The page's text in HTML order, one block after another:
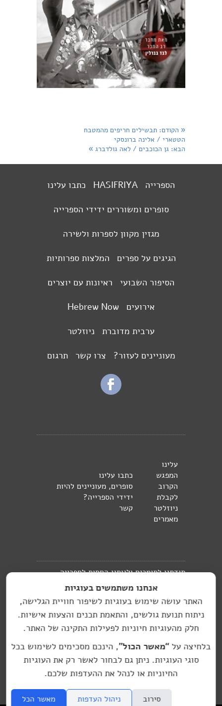
« הקודם: תבשילים חריפים מהמטבח
הטטארי / אלינה ברונסקי
הבא: גן הכוכבים / לאה גולדברג »
הספרייה HASIFRIYA כתבו עלינו
סופרים ומשוררים ידידי הספרייה
מגזין מקוון לספרות ולשירה
הגיגים על ספרים המלצות ספרותיות
הסיפור השבועי ראיונות עם יוצרים
אירועים Hebrew Now
ערבית מדוברת ניוזלטר
מעוניינים לעזור? צרו קשר תרגום
עלינו
המפגש
הקרוב
לקבלת
ניוזלטר
מאמרים
כתבו עלינו
סופרים, מעוניינים להיות
ידידי הספרייה?
קשר
תודתנו לתומכים ולנותני החסות לספרייה
העברית בברלין:
האתר בניהול מיכל
זמיר
hasifriya.berlin@gmail.com
עיצוב גרפי: סטודיו יעל רוזן, עיצוב גרפי
© אין להפיץ, להעתיק, או לפרסם חומר כלשהו מתוך
האתר, ללא הסכמה מראש ובכתב שלי ושל היוצרים
אנחנו משתמשים בעוגיות
האתר עושה שימוש בעוגיות לשיפור חוויית הגלישה,
ניתוח תנועת גולשים, והתאמת תכנים והצעות אישיות.
חלק מהעוגיות חיוניות לפעילות התקינה של האתר.
בלחיצה על“מאשר הכול”, הינכם מסכימים לשימוש בכל
סוגי העוגיות. ניתן גם לבחור לאשר רק את העוגיות
החיוניות או לנהל את ההעדפות שלכם.
סירוב ניהול העדפות מאשר הכל